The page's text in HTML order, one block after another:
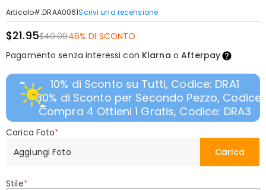
Articolo#:DRAA0061Scrivi una recensione
$21.95$40.0046% DI SCONTO
Pagamento senza interessi con Klarna oAfterpay
10% di Sconto su Tutti, Codice: DRA1
30% di Sconto per Secondo Pezzo, Codice:
Compra 4 Ottieni 1 Gratis, Codice: DRA3
Carica Foto*
Aggiungi Foto
Carica
Stile*